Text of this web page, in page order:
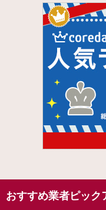
おすすめ業者ピック